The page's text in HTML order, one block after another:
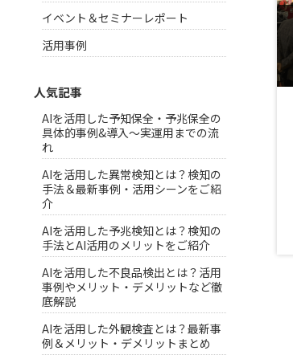
イベント＆セミナーレポート
活用事例
人気記事
AIを活用した予知保全・予兆保全の
具体的事例&導入〜実運用までの流
れ
AIを活用した異常検知とは？検知の
手法＆最新事例・活用シーンをご紹
介
AIを活用した予兆検知とは？検知の
手法とAI活用のメリットをご紹介
AIを活用した不良品検出とは？活用
事例やメリット・デメリットなど徹
底解説
AIを活用した外観検査とは？最新事
例＆メリット・デメリットまとめ